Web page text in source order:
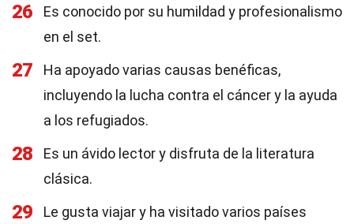
26
Es conocido por su humildad y profesionalismo
en el set.
27
Ha apoyado varias causas benéficas,
incluyendo la lucha contra el cáncer y la ayuda
a los refugiados.
28
Es un ávido lector y disfruta de la literatura
clásica.
29
Le gusta viajar y ha visitado varios países